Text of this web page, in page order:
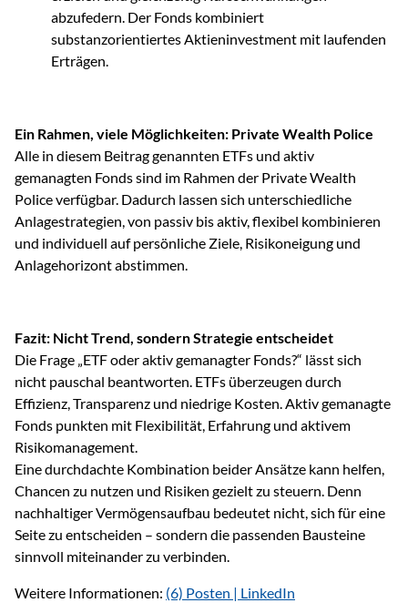
abzufedern. Der Fonds kombiniert
substanzorientiertes Aktieninvestment mit laufenden
Erträgen.
Ein Rahmen, viele Möglichkeiten: Private Wealth Police
Alle in diesem Beitrag genannten ETFs und aktiv
gemanagten Fonds sind im Rahmen der Private Wealth
Police verfügbar. Dadurch lassen sich unterschiedliche
Anlagestrategien, von passiv bis aktiv, flexibel kombinieren
und individuell auf persönliche Ziele, Risikoneigung und
Anlagehorizont abstimmen.
Fazit: Nicht Trend, sondern Strategie entscheidet
Die Frage „ETF oder aktiv gemanagter Fonds?“ lässt sich
nicht pauschal beantworten. ETFs überzeugen durch
Effizienz, Transparenz und niedrige Kosten. Aktiv gemanagte
Fonds punkten mit Flexibilität, Erfahrung und aktivem
Risikomanagement.
Eine durchdachte Kombination beider Ansätze kann helfen,
Chancen zu nutzen und Risiken gezielt zu steuern. Denn
nachhaltiger Vermögensaufbau bedeutet nicht, sich für eine
Seite zu entscheiden – sondern die passenden Bausteine
sinnvoll miteinander zu verbinden.
Weitere Informationen: (6) Posten | LinkedIn